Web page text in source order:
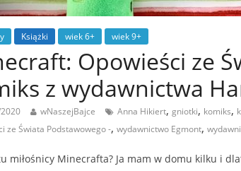
Książki wiek 6+ wiek 9+
Opowieści ze
z wydawnictwa
wNaszejBajce Anna Hikiert, gniotki, komiks,
ze Świata Podstawowego -, wydawnictwo Egmont,
miłośnicy Minecrafta? Ja mam w domu kilku i